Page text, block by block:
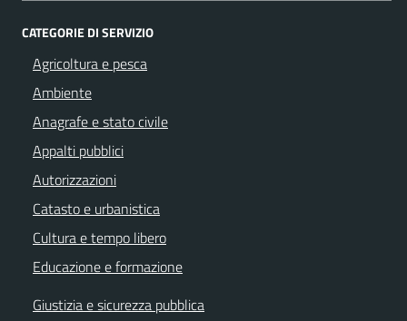
CATEGORIE DI SERVIZIO
Agricoltura e pesca
Ambiente
Anagrafe e stato civile
Appalti pubblici
Autorizzazioni
Catasto e urbanistica
Cultura e tempo libero
Educazione e formazione
Giustizia e sicurezza pubblica